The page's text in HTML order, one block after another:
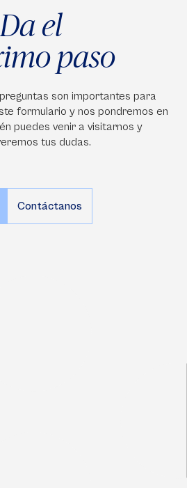
Da el
paso
son importantes para
formulario y nos pondremos en
puedes venir a visitarnos y
tus dudas.
Contáctanos